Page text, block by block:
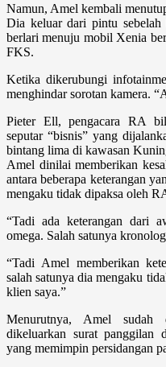
Namun, Amel kembali
Dia keluar dari pintu sebelah
berlari menuju mobil Xenia
FKS.
Ketika dikerubungi
menghindar sorotan kamera.
Pieter Ell, pengacara RA
seputar “bisnis” yang
bintang lima di kawasan
Amel dinilai memberikan
antara beberapa keteran­gan
mengaku tidak dipaksa oleh
“Tadi ada keterangan dari
omega. Salah satunya
“Tadi Amel memberikan
salah satunya dia mengaku
klien saya.”
Menurutnya, Amel sudah
dikeluarkan surat
yang memimpin persidangan